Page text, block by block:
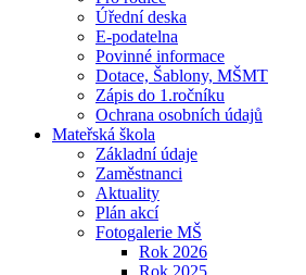
Úřední deska
E-podatelna
Povinné informace
Dotace, Šablony, MŠMT
Zápis do 1.ročníku
Ochrana osobních údajů
Mateřská škola
Základní údaje
Zaměstnanci
Aktuality
Plán akcí
Fotogalerie MŠ
Rok 2026
Rok 2025